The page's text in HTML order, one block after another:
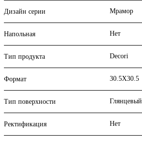
Дизайн серии Мрамор
Напольная Нет
Тип продукта Decori
Формат 30.5X30.5
Тип поверхности Глянцевый
Ректификация Нет